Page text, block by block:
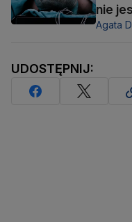
nie
Agata
UDOSTĘPNIJ: